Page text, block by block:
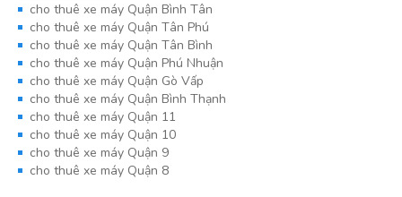
cho thuê xe máy Quận Bình Tân
cho thuê xe máy Quận Tân Phú
cho thuê xe máy Quận Tân Bình
cho thuê xe máy Quận Phú Nhuận
cho thuê xe máy Quận Gò Vấp
cho thuê xe máy Quận Bình Thạnh
cho thuê xe máy Quận 11
cho thuê xe máy Quận 10
cho thuê xe máy Quận 9
cho thuê xe máy Quận 8